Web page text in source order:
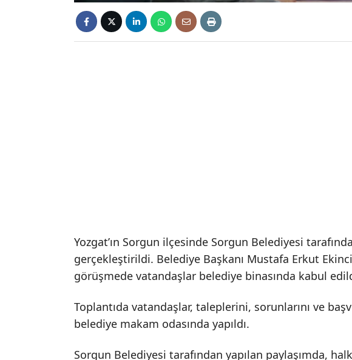
Yozgat’ın Sorgun ilçesinde Sorgun Belediyesi
gerçekleştirildi. Belediye Başkanı Mustafa Erkut
görüşmede vatandaşlar belediye binasında kabul
Toplantıda vatandaşlar, taleplerini, sorunlarını ve
belediye makam odasında yapıldı.
Sorgun Belediyesi tarafından yapılan paylaşımda,